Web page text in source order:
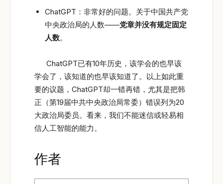
ChatGPT：非常好的问题。关于中国共产党
中央政治局的人数——党章并没有规定固定
人数。
ChatGPT已有10年历史，该学会的也早该
学会了，该知道的也早该知道了。以上如此重
要的议题，ChatGPT却一错再错，尤其是把韩
正（第19届中共中央政治局常委）错误列为20
大政治局委员。看来，我们不能迷信或轻易相
信人工智能的能力。
作者